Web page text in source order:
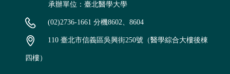
承辦單位：臺北醫學大學
(02)2736-1661 分機8602、8604
110 臺北市信義區吳興街250號（醫學綜合大樓後棟
四樓）